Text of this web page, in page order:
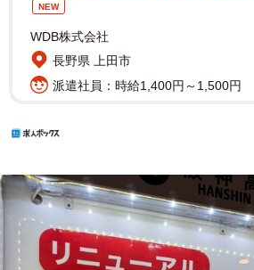
NEW
WDB株式会社
長野県 上田市
派遣社員：時給1,400円～1,500円